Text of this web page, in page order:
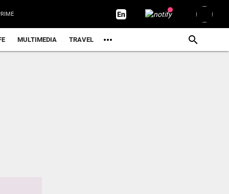
MULTIMEDIA TRAVEL